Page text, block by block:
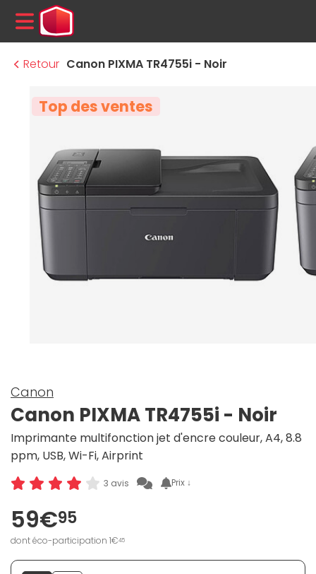
MENU
Retour Canon PIXMA TR4755i - Noir
Top des ventes
Canon
Canon PIXMA TR4755i - Noir
Imprimante multifonction jet d'encre couleur, A4, 8.8
ppm, USB, Wi-Fi, Airprint
3 avis Prix ↓
59€95
dont éco-participation 1€45